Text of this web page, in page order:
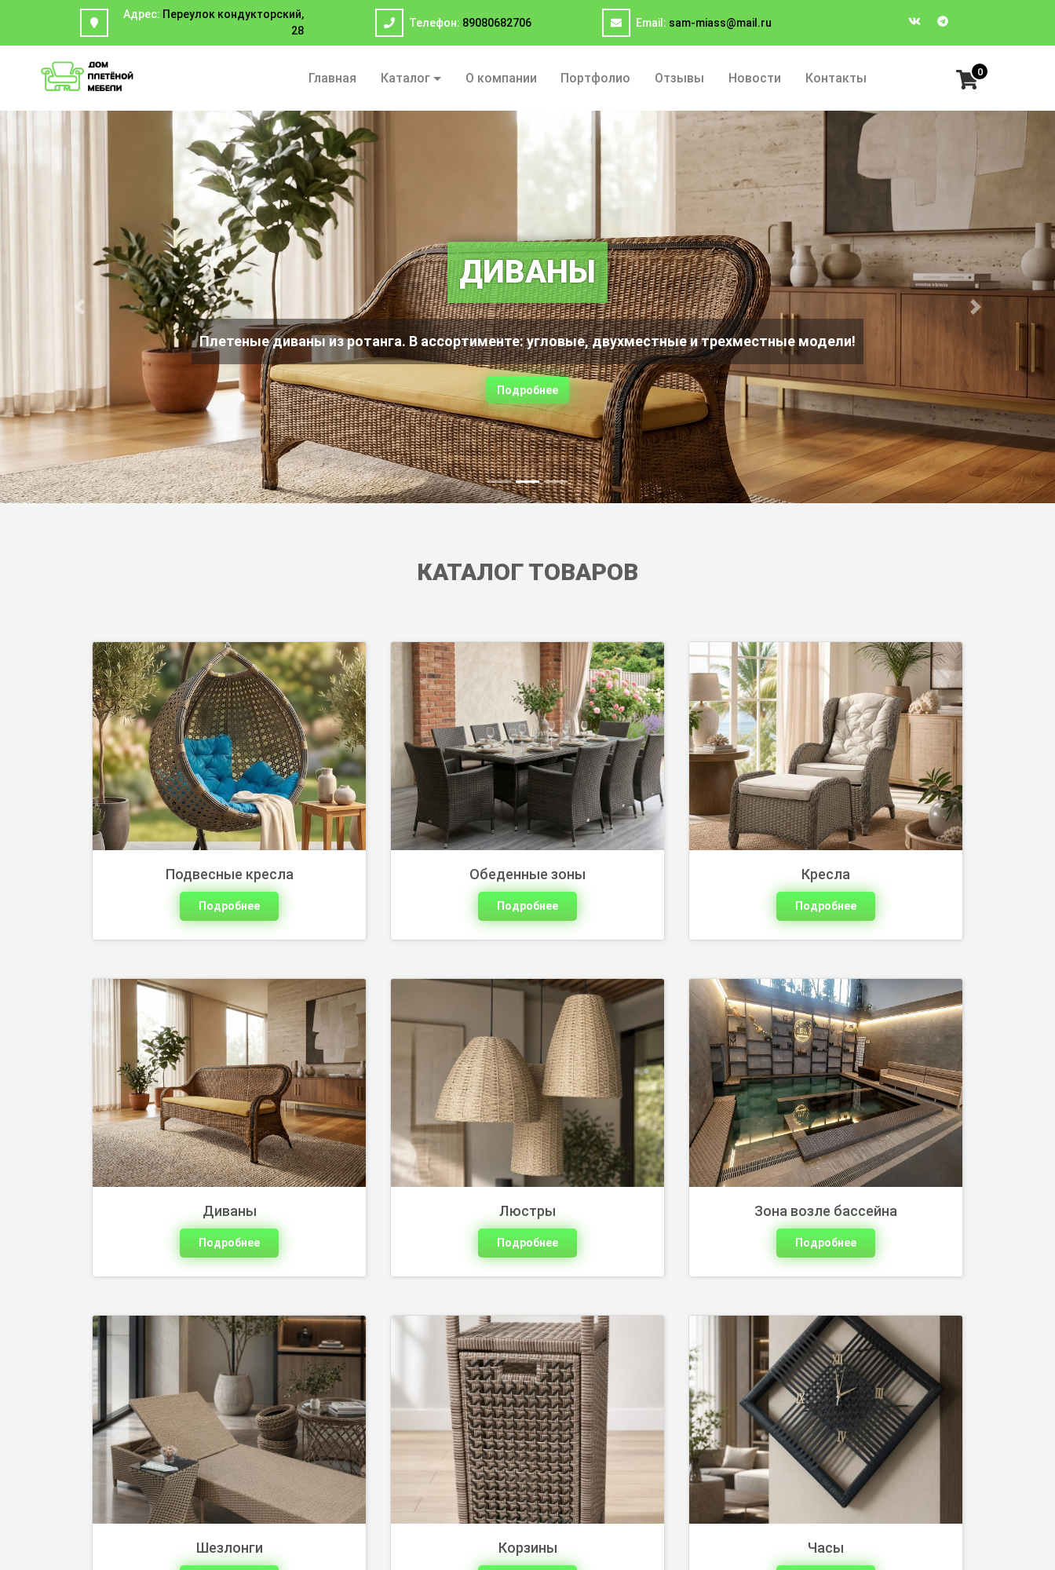
Адрес: Переулок кондукторский,
28
Телефон: 89080682706 Email: sam-miass@mail.ru
Главная Каталог О компании Портфолио Отзывы Новости Контакты 0
ОБЕДЕННЫЕ ЗОНЫ
Комплект уличной плетеной мебели по индивидуальному заказу
Подробнее
Previous Next
КАТАЛОГ ТОВАРОВ
Подвесные кресла из ротанга с удобной
посадкой и прочным плетением.
Подберите модель для отдыха дома
или на свежем воздухе.
Подвесные кресла
Подробнее
Обеденные зоны из ротанга для
комфортных завтраков, ужинов и
встреч на свежем воздухе. Выберите
готовый комплект со столом и
креслами, оставьте заявку на сайте.
Обеденные зоны
Подробнее
Удобные кресла из ротанга для отдыха
и красивого оформления пространства.
Подберите модель в каталоге и
оставьте заявку.
Кресла
Подробнее
Плетеные диваны из ротанга с
надежным каркасом, удобной глубиной
посадки и мягкими подушками. В
ассортименте: угловые, двухместные и
трехместные модели!
Диваны
Подробнее
Плетеные люстры из ротанга для
мягкого освещения дома и зоны
отдыха. Поможем подобрать модель
под стиль и размер помещения.
Люстры
Подробнее
Мебель из ротанга для зоны у бассейна
— практичное решение для отдыха у
воды. Материал устойчив к влажности и
не требует сложного ухода.
Зона возле бассейна
Подробнее
Шезлонги из ротанга для комфортного
отдыха и красивого оформления зоны у
бассейна. Выберите подходящую
модель и оставьте заявку на сайте.
Шезлонги
Плетеные корзины для аккуратного
хранения вещей. Подберите размер и
оттенок плетения под ваш интерьер.
Корзины
Часы из ротанга — деталь, которая
делает интерьер теплее и
выразительнее. Подберите форму и
оттенок плетения в каталоге.
Часы
Напольные лампы из ротанга с мягким
светом и выразительным дизайном.
Подберите модель для интерьера или
зоны отдыха и оформите заявку на
сайте.
Комплект мебели из ротанга для
оформления зоны отдыха у дома, в
саду или на открытом воздухе.
Выберите готовый набор, диван, кресла,
Каркасы для плетеной мебели с
надежной конструкцией и продуманной
формой. Выберите основу для кресел,
диванов, столов и других изделий.